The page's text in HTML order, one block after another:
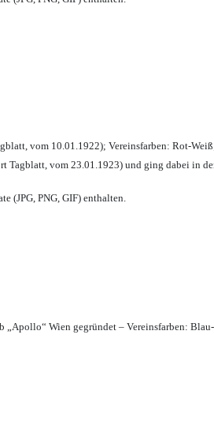
vom 10.01.1922); Vereinsfarben: Rot-
Tagblatt, vom 23.01.1923) und ging dabei in
(JPG, PNG, GIF) enthalten.
Wien gegründet – Vereinsfarben: